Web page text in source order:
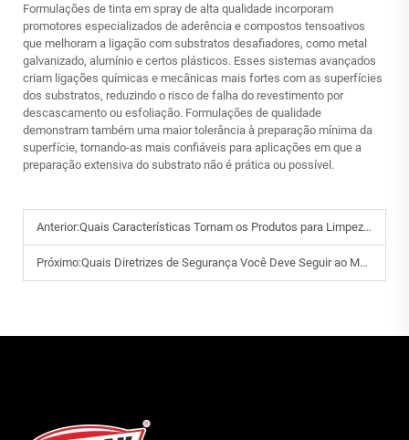
Formulações de tinta em spray de alta qualidade incorporam
promotores especializados de aderência e compostos tensoativos
que melhoram a ligação com substratos desafiadores, como metal
galvanizado, alumínio e certos plásticos. Esses sistemas avançados
criam ligações químicas e mecânicas mais fortes com as superfícies
dos substratos, reduzindo o risco de falha do revestimento por
descascamento ou esfoliação. Formulações de qualidade
demonstram também uma maior tolerância à preparação mínima da
superfície, tornando-as mais confiáveis para aplicações em que a
preparação extensiva do substrato não é prática ou possível.
Anterior:Quais Características Tornam os Produtos para Limpeza Automotiva em Atacado Adequados para Uso Profissional?
Próximo:Quais Diretrizes de Segurança Você Deve Seguir ao Manipular Tinta em Aerossol?